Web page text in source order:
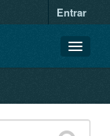
Entrar